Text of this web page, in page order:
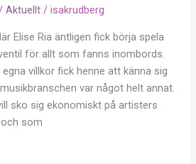
Aktuellt /isakrudberg
Elise Ria äntligen fick börja spela
för allt som fanns inombords.
villkor fick henne att känna sig
var något helt annat.
sko sig ekonomiskt på artisters
som